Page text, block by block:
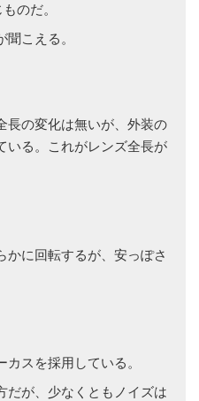
のだ。
こえる。
長の変化は無いが、外装の
いる。これがレンズ全長が
かに回転するが、安っぽさ
スを採用している。
だが、少なくともノイズは